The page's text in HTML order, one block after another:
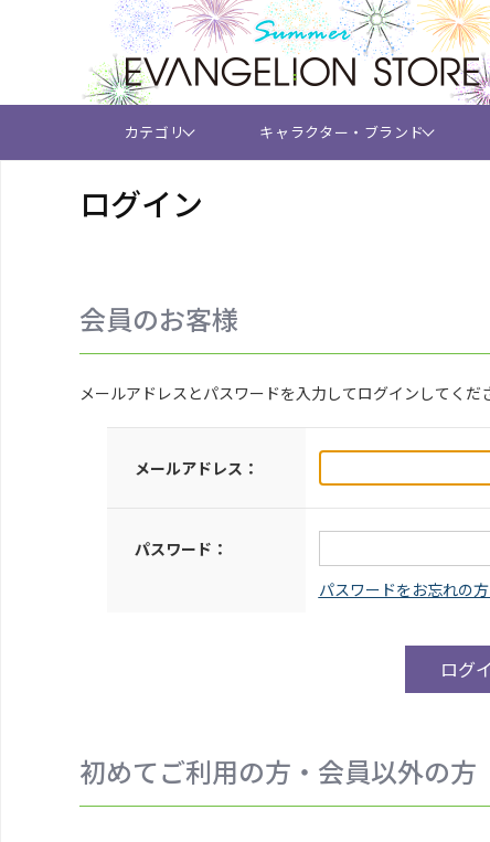
カテゴリ キャラクター・ブランド
ログイン
会員のお客様
メールアドレスとパスワードを入力してログインしてくだ
メールアドレス：
パスワード：
初めてご利用の方・会員以外の方